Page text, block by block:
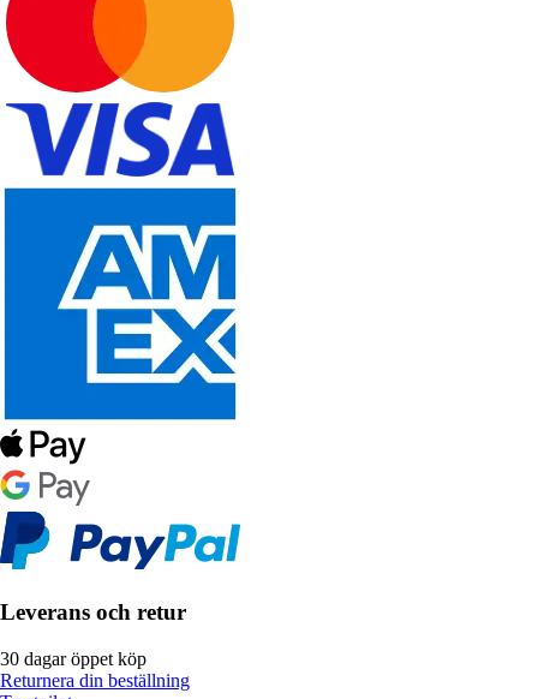
Leverans och retur
30 dagar öppet köp
Returnera din beställning